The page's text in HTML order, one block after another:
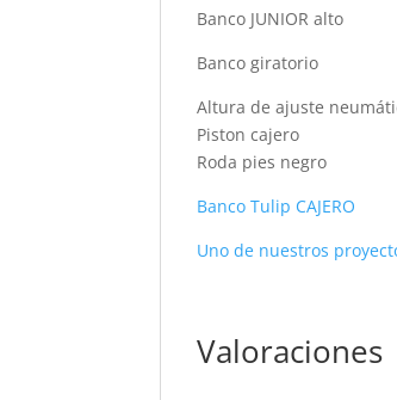
Banco JUNIOR alto
Banco giratorio
Altura de ajuste
Piston cajero
Roda pies negro
Banco Tulip CAJERO
Uno de nuestros
Valoraciones